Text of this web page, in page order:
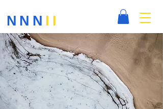
NNN II